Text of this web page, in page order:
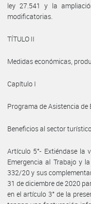
ley 27.541 y la
modificatorias.
TÍTULO II
Medidas económicas,
Capítulo I
Programa de Asistencia de
Beneficios al sector
Artículo 5°- Extiéndase la
Emergencia al Trabajo y
332/20 y sus
31 de diciembre de 2020
en el artículo 3° de la